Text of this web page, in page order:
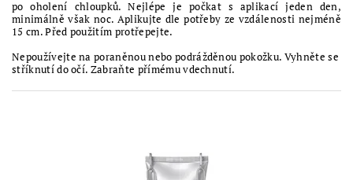
po oholení chloupků. Nejlépe je počkat s aplikací jeden den,
minimálně však noc. Aplikujte dle potřeby ze vzdálenosti nejméně
15 cm.Před použitím protřepejte.
Nepoužívejte na poraněnou nebo podrážděnou pokožku. Vyhněte se
stříknutí do očí. Zabraňte přímému vdechnutí.